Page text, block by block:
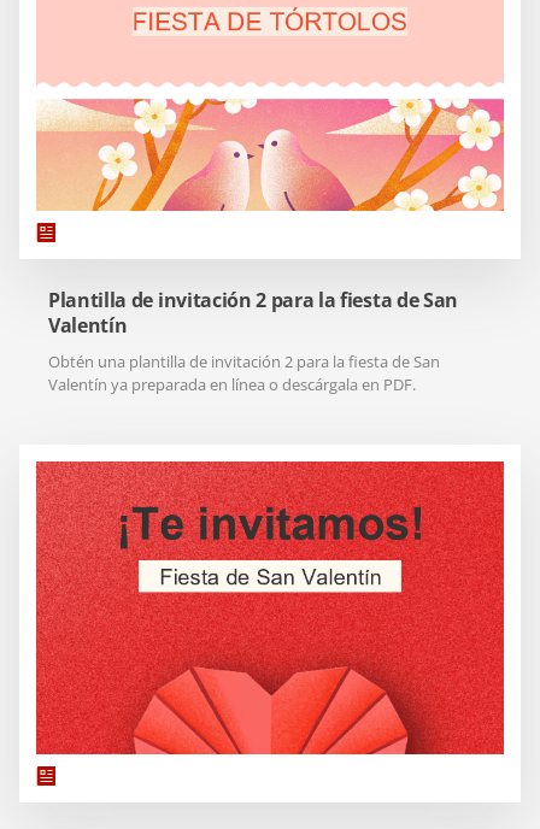
Plantilla de invitación 2 para la fiesta de San
Valentín
Obtén una plantilla de invitación 2 para la fiesta de San
Valentín ya preparada en línea o descárgala en PDF.